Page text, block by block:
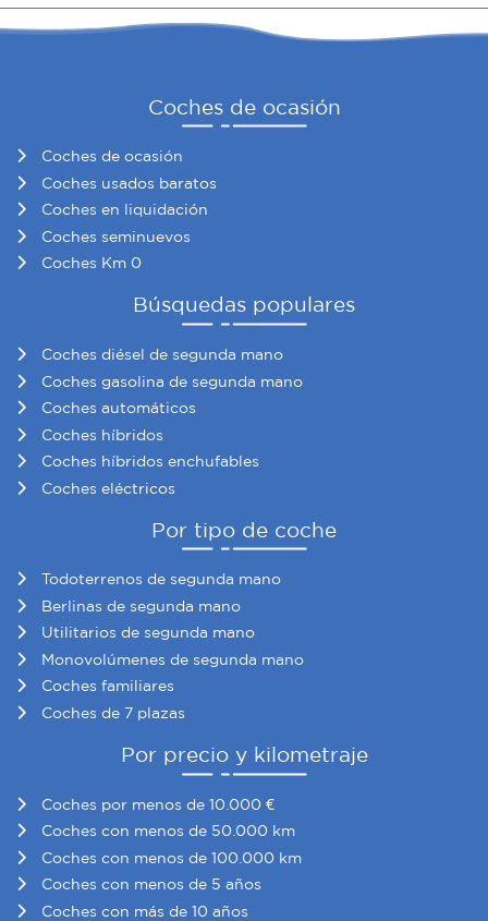
Coches de ocasión
Coches de ocasión
Coches usados baratos
Coches en liquidación
Coches seminuevos
Coches Km 0
Búsquedas populares
Coches diésel de segunda mano
Coches gasolina de segunda mano
Coches automáticos
Coches híbridos
Coches híbridos enchufables
Coches eléctricos
Por tipo de coche
Todoterrenos de segunda mano
Berlinas de segunda mano
Utilitarios de segunda mano
Monovolúmenes de segunda mano
Coches familiares
Coches de 7 plazas
Por precio y kilometraje
Coches por menos de 10.000 €
Coches con menos de 50.000 km
Coches con menos de 100.000 km
Coches con menos de 5 años
Coches con más de 10 años